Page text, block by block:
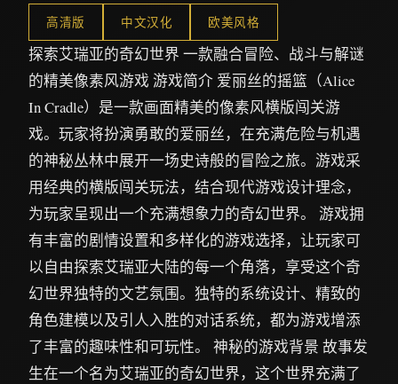
高清版 中文汉化 欧美风格
探索艾瑞亚的奇幻世界 一款融合冒险、战斗与解谜
的精美像素风游戏 游戏简介 爱丽丝的摇篮（Alice
In Cradle）是一款画面精美的像素风横版闯关游
戏。玩家将扮演勇敢的爱丽丝，在充满危险与机遇
的神秘丛林中展开一场史诗般的冒险之旅。游戏采
用经典的横版闯关玩法，结合现代游戏设计理念，
为玩家呈现出一个充满想象力的奇幻世界。 游戏拥
有丰富的剧情设置和多样化的游戏选择，让玩家可
以自由探索艾瑞亚大陆的每一个角落，享受这个奇
幻世界独特的文艺氛围。独特的系统设计、精致的
角色建模以及引人入胜的对话系统，都为游戏增添
了丰富的趣味性和可玩性。 神秘的游戏背景 故事发
生在一个名为艾瑞亚的奇幻世界，这个世界充满了